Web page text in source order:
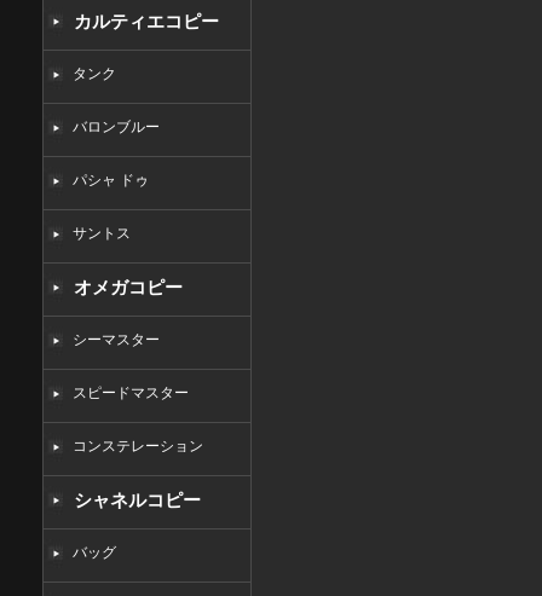
カルティエコピー
タンク
バロンブルー
パシャ ドゥ
サントス
オメガコピー
シーマスター
スピードマスター
コンステレーション
シャネルコピー
バッグ